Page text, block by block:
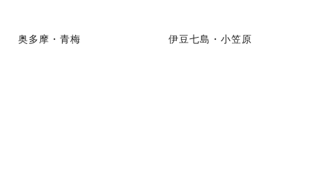
奥多摩・青梅 伊豆七島・小笠原